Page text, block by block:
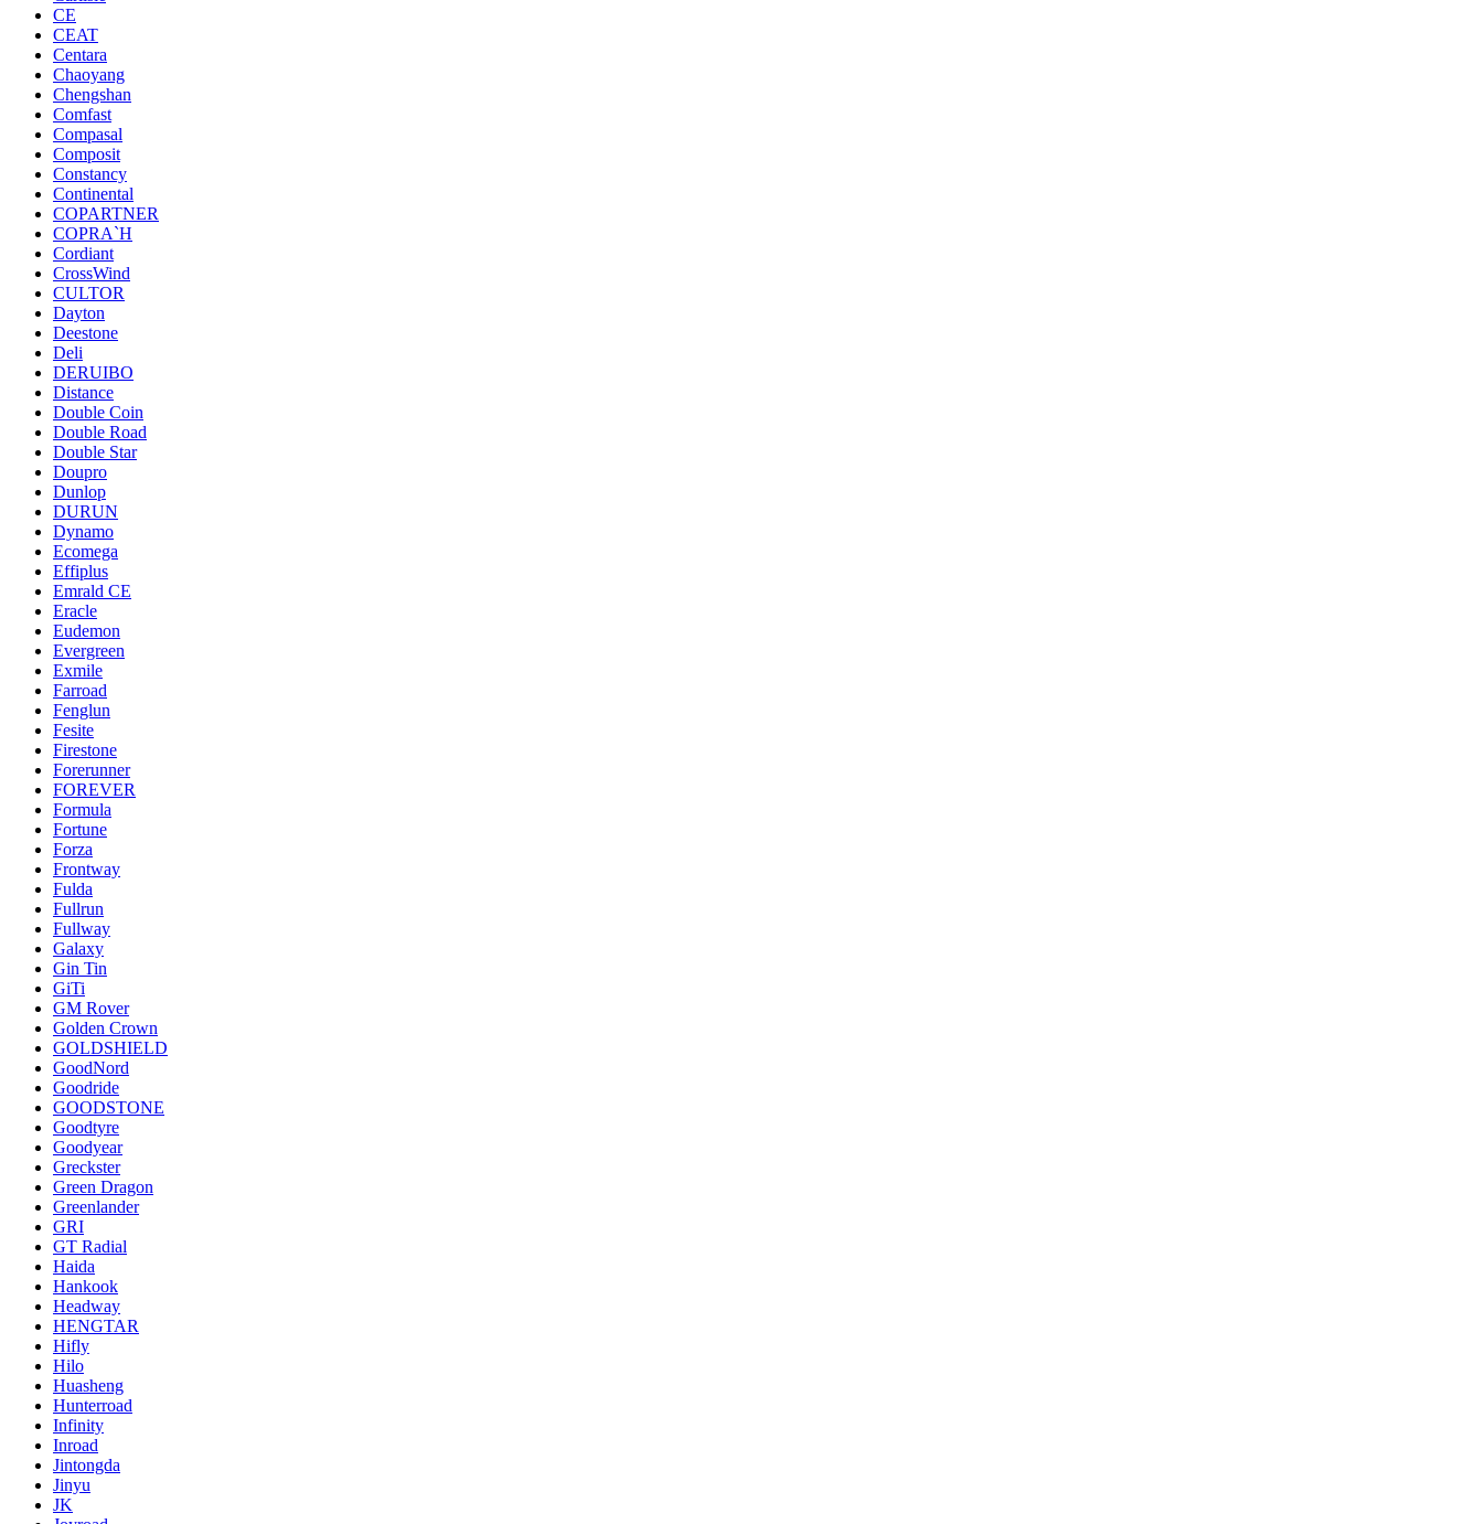
CE
CEAT
Centara
Chaoyang
Chengshan
Comfast
Compasal
Composit
Constancy
Continental
COPARTNER
COPRA`H
Cordiant
CrossWind
CULTOR
Dayton
Deestone
Deli
DERUIBO
Distance
Double Coin
Double Road
Double Star
Doupro
Dunlop
DURUN
Dynamo
Ecomega
Effiplus
Emrald СЕ
Eracle
Eudemon
Evergreen
Exmile
Farroad
Fenglun
Fesite
Firestone
Forerunner
FOREVER
Formula
Fortune
Forza
Frontway
Fulda
Fullrun
Fullway
Galaxy
Gin Tin
GiTi
GM Rover
Golden Crown
GOLDSHIELD
GoodNord
Goodride
GOODSTONE
Goodtyre
Goodyear
Greckster
Green Dragon
Greenlander
GRI
GT Radial
Haida
Hankook
Headway
HENGTAR
Hifly
Hilo
Huasheng
Hunterroad
Infinity
Inroad
Jintongda
Jinyu
JK